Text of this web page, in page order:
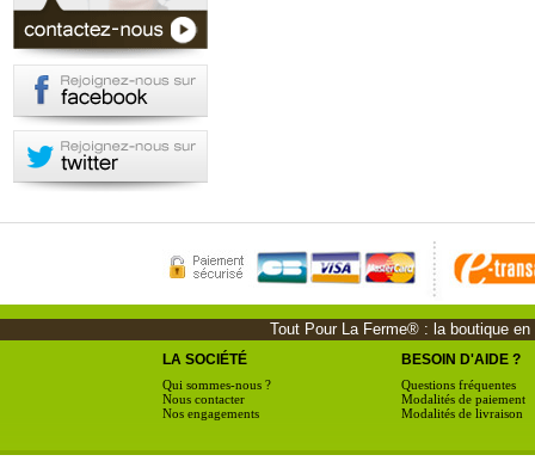
Tout Pour La Ferme® : la boutique
LA SOCIÉTÉ
Qui sommes-nous ?
Nous contacter
Nos engagements
BESOIN D'AIDE ?
Questions fréquentes
Modalités de paiement
Modalités de livraison